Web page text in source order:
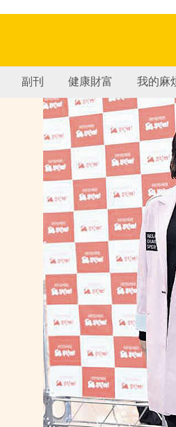
副刊 健康財富 我的麻